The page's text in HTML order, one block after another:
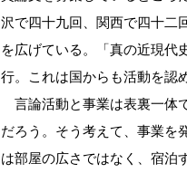
沢で四十九回、関西で四十二
を広げている。「真の近現代
行。これは国からも活動を認
言論活動と事業は表裏一体
だろう。そう考えて、事業を
は部屋の広さではなく、宿泊